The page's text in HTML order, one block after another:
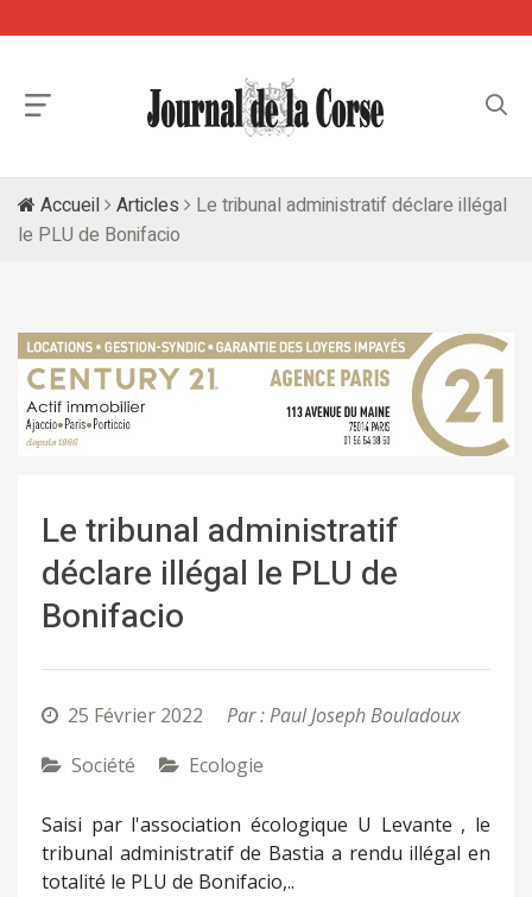
Accueil Articles
Le tribunal administratif déclare illégal
le PLU de Bonifacio
Le tribunal administratif
déclare illégal le PLU de
Bonifacio
25 Février 2022
Par : Paul Joseph Bouladoux
Société
Ecologie
Saisi par l'association écologique U Levante , le
tribunal administratif de Bastia a rendu illégal en
totalité le PLU de Bonifacio,..